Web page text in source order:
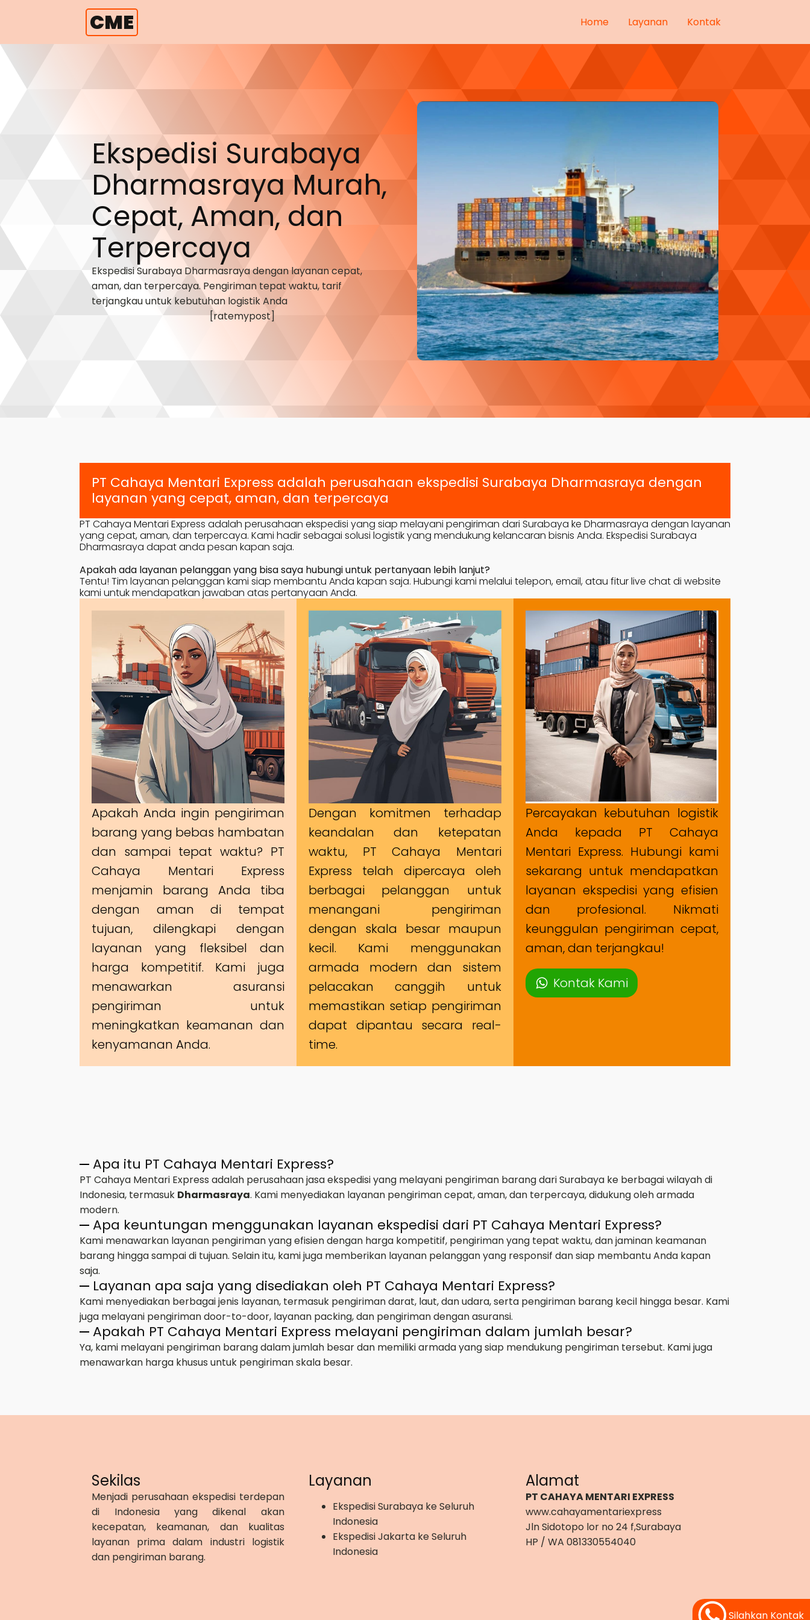
CME Home Layanan Kontak
Ekspedisi Surabaya
DharmasrayaMurah,
Cepat, Aman, dan
Terpercaya
Ekspedisi Surabaya Dharmasrayadengan layanan cepat,
aman, dan terpercaya. Pengiriman tepat waktu, tarif
terjangkau untuk kebutuhan logistik Anda
[ratemypost]
PT Cahaya Mentari Express adalah perusahaan ekspedisi Surabaya Dharmasraya dengan
layanan yang cepat, aman, dan terpercaya
PT Cahaya Mentari Express adalah perusahaan ekspedisi yang siap melayani pengiriman dari Surabaya ke Dharmasraya dengan layanan
yang cepat, aman, dan terpercaya. Kami hadir sebagai solusi logistik yang mendukung kelancaran bisnis Anda. Ekspedisi Surabaya
Dharmasraya dapat anda pesan kapan saja.
Apakah ada layanan pelanggan yang bisa saya hubungi untuk pertanyaan lebih lanjut?
Tentu! Tim layanan pelanggan kami siap membantu Anda kapan saja. Hubungi kami melalui telepon, email, atau fitur live chat di website
kami untuk mendapatkan jawaban atas pertanyaan Anda.
Apakah Anda ingin pengiriman
barang yang bebas hambatan
dan sampai tepat waktu? PT
Cahaya Mentari Express
menjamin barang Anda tiba
dengan aman di tempat
tujuan, dilengkapi dengan
layanan yang fleksibel dan
harga kompetitif. Kami juga
menawarkan asuransi
pengiriman untuk
meningkatkan keamanan dan
kenyamanan Anda.
Dengan komitmen terhadap
keandalan dan ketepatan
waktu, PT Cahaya Mentari
Express telah dipercaya oleh
berbagai pelanggan untuk
menangani pengiriman
dengan skala besar maupun
kecil. Kami menggunakan
armada modern dan sistem
pelacakan canggih untuk
memastikan setiap pengiriman
dapat dipantau secara real-
time.
Percayakan kebutuhan logistik
Anda kepada PT Cahaya
Mentari Express. Hubungi kami
sekarang untuk mendapatkan
layanan ekspedisi yang efisien
dan profesional. Nikmati
keunggulan pengiriman cepat,
aman, dan terjangkau!
Kontak Kami
Apa itu PT Cahaya Mentari Express?
PT Cahaya Mentari Express adalah perusahaan jasa ekspedisi yang melayani pengiriman barang dari Surabaya ke berbagai wilayah di
Indonesia, termasuk Dharmasraya. Kami menyediakan layanan pengiriman cepat, aman, dan terpercaya, didukung oleh armada
modern.
Apa keuntungan menggunakan layanan ekspedisi dari PT Cahaya Mentari Express?
Kami menawarkan layanan pengiriman yang efisien dengan harga kompetitif, pengiriman yang tepat waktu, dan jaminan keamanan
barang hingga sampai di tujuan. Selain itu, kami juga memberikan layanan pelanggan yang responsif dan siap membantu Anda kapan
saja.
Layanan apa saja yang disediakan oleh PT Cahaya Mentari Express?
Kami menyediakan berbagai jenis layanan, termasuk pengiriman darat, laut, dan udara, serta pengiriman barang kecil hingga besar. Kami
juga melayani pengiriman door-to-door, layanan packing, dan pengiriman dengan asuransi.
Apakah PT Cahaya Mentari Express melayani pengiriman dalam jumlah besar?
Ya, kami melayani pengiriman barang dalam jumlah besar dan memiliki armada yang siap mendukung pengiriman tersebut. Kami juga
menawarkan harga khusus untuk pengiriman skala besar.
Sekilas
Menjadi perusahaan ekspedisi terdepan
di Indonesia yang dikenal akan
kecepatan, keamanan, dan kualitas
layanan prima dalam industri logistik
dan pengiriman barang.
Layanan
Ekspedisi Surabaya ke Seluruh
Indonesia
Ekspedisi Jakarta ke Seluruh
Indonesia
Alamat
PT CAHAYA MENTARI EXPRESS
www.cahayamentariexpress
Jln Sidotopo lor no 24 f,Surabaya
HP / WA 081330554040
Silahkan Kontak